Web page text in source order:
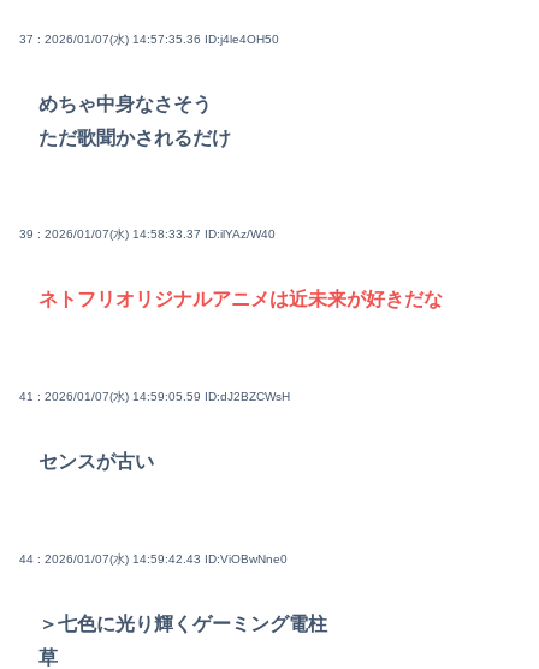
37 : 2026/01/07(水) 14:57:35.36 ID:j4le4OH50
めちゃ中身なさそう
ただ歌聞かされるだけ
39 : 2026/01/07(水) 14:58:33.37 ID:ilYAz/W40
ネトフリオリジナルアニメは近未来が好きだな
41 : 2026/01/07(水) 14:59:05.59 ID:dJ2BZCWsH
センスが古い
44 : 2026/01/07(水) 14:59:42.43 ID:ViOBwNne0
＞七色に光り輝くゲーミング電柱
草